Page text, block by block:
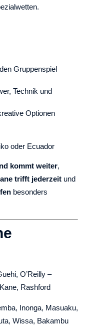
Gruppenspiel
Technik und
Optionen
oder Ecuador
kommt weiter,
trifft jederzeit und
besonders
O’Reilly –
Rashford
Inonga, Masuaku,
Wissa, Bakambu